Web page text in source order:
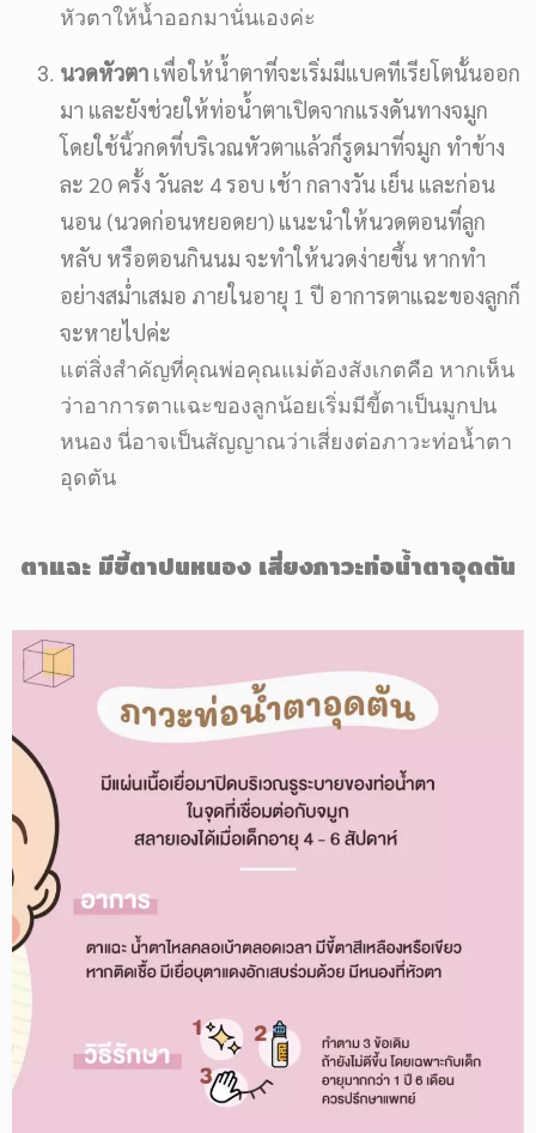
หัวตาให้น้ำออกมานั่นเองค่ะ
นวดหัวตา เพื่อให้น้ำตาที่จะเริ่มมีแบคทีเรียโตนั้นออก
มา และยังช่วยให้ท่อน้ำตาเปิดจากแรงดันทางจมูก
โดยใช้นิ้วกดที่บริเวณหัวตาแล้วก็รูดมาที่จมูก ทำข้าง
ละ 20 ครั้ง วันละ 4 รอบ เช้า กลางวัน เย็น และก่อน
นอน (นวดก่อนหยอดยา) แนะนำให้นวดตอนที่ลูก
หลับ หรือตอนกินนม จะทำให้นวดง่ายขึ้น หากทำ
อย่างสม่ำเสมอ ภายในอายุ 1 ปี อาการตาแฉะของลูกก็
จะหายไปค่ะ
แต่สิ่งสำคัญที่คุณพ่อคุณแม่ต้องสังเกตคือ หากเห็น
ว่าอาการตาแฉะของลูกน้อยเริ่มมีขี้ตาเป็นมูกปน
หนอง นี่อาจเป็นสัญญาณว่าเสี่ยงต่อภาวะท่อน้ำตา
อุดตัน
ตาแฉะ มีขี้ตาปนหนอง เสี่ยงภาวะท่อน้ำตาอุดตัน